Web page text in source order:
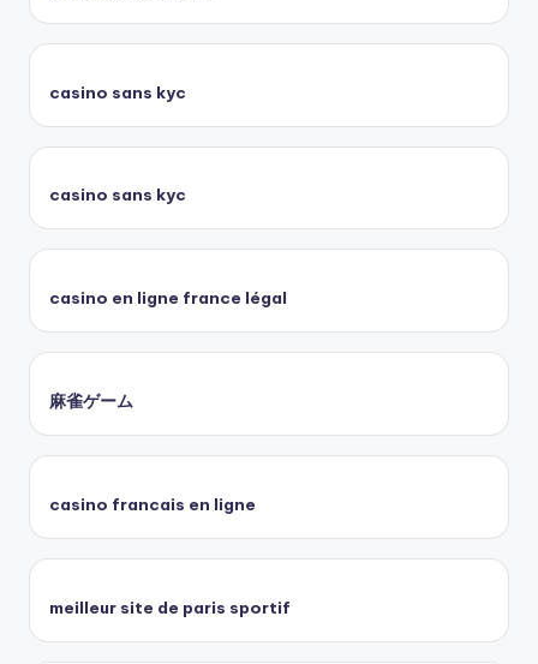
casino sans kyc
casino sans kyc
casino en ligne france légal
麻雀ゲーム
casino francais en ligne
meilleur site de paris sportif